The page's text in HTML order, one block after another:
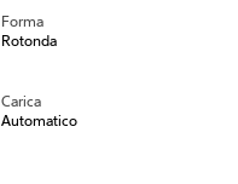
Forma
Rotonda
Carica
Automatico